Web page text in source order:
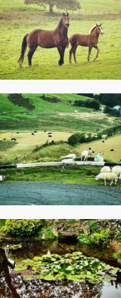
Goginan, août 2023 – The
Rolling Stones : Wild horses
Goginan, août 2023 – Pink
Floyd : Sheep